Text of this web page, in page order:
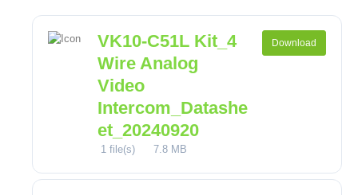
VK10-C51L Kit_4
Wire Analog
Video
Intercom_Datashe
et_20240920
1 file(s) 7.8 MB
Download